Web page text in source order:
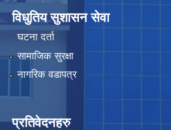
विधुतिय सुशासन सेवा
घटना दर्ता
सामाजिक सुरक्षा
नागरिक वडापत्र
प्रतिवेदनहरु